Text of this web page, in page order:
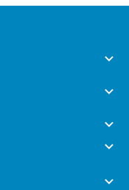




